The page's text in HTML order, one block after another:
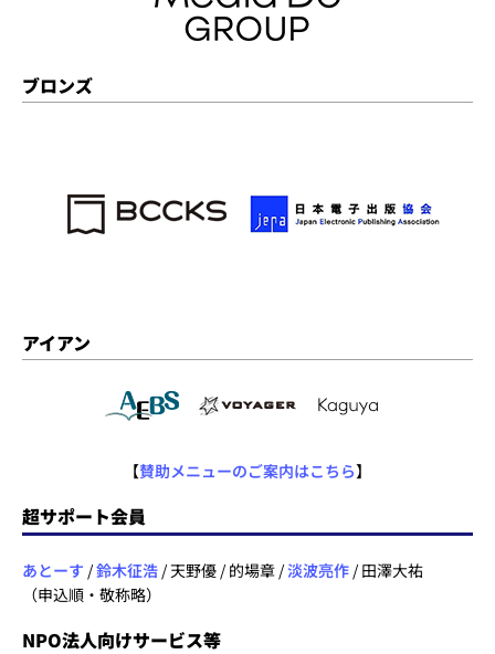
ブロンズ
アイアン
【賛助メニューのご案内はこちら】
超サポート会員
あとーす /鈴木征浩 / 天野優 / 的場章 /淡波亮作 / 田澤大祐
（申込順・敬称略）
NPO法人向けサービス等